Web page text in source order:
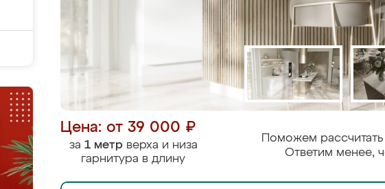
Цена: от 39 000 ₽
за 1 метрверха и низа
гарнитура в длину
Поможем
Ответим менее,